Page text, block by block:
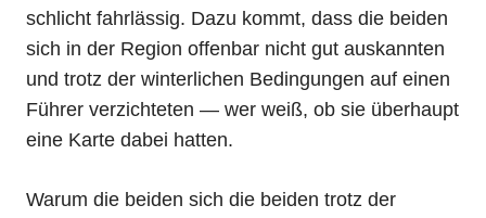
schlicht fahrlässig. Dazu kommt, dass die beiden
sich in der Region offenbar nicht gut auskannten
und trotz der winterlichen Bedingungen auf einen
Führer verzichteten — wer weiß, ob sie überhaupt
eine Karte dabei hatten.
Warum die beiden sich die beiden trotz der